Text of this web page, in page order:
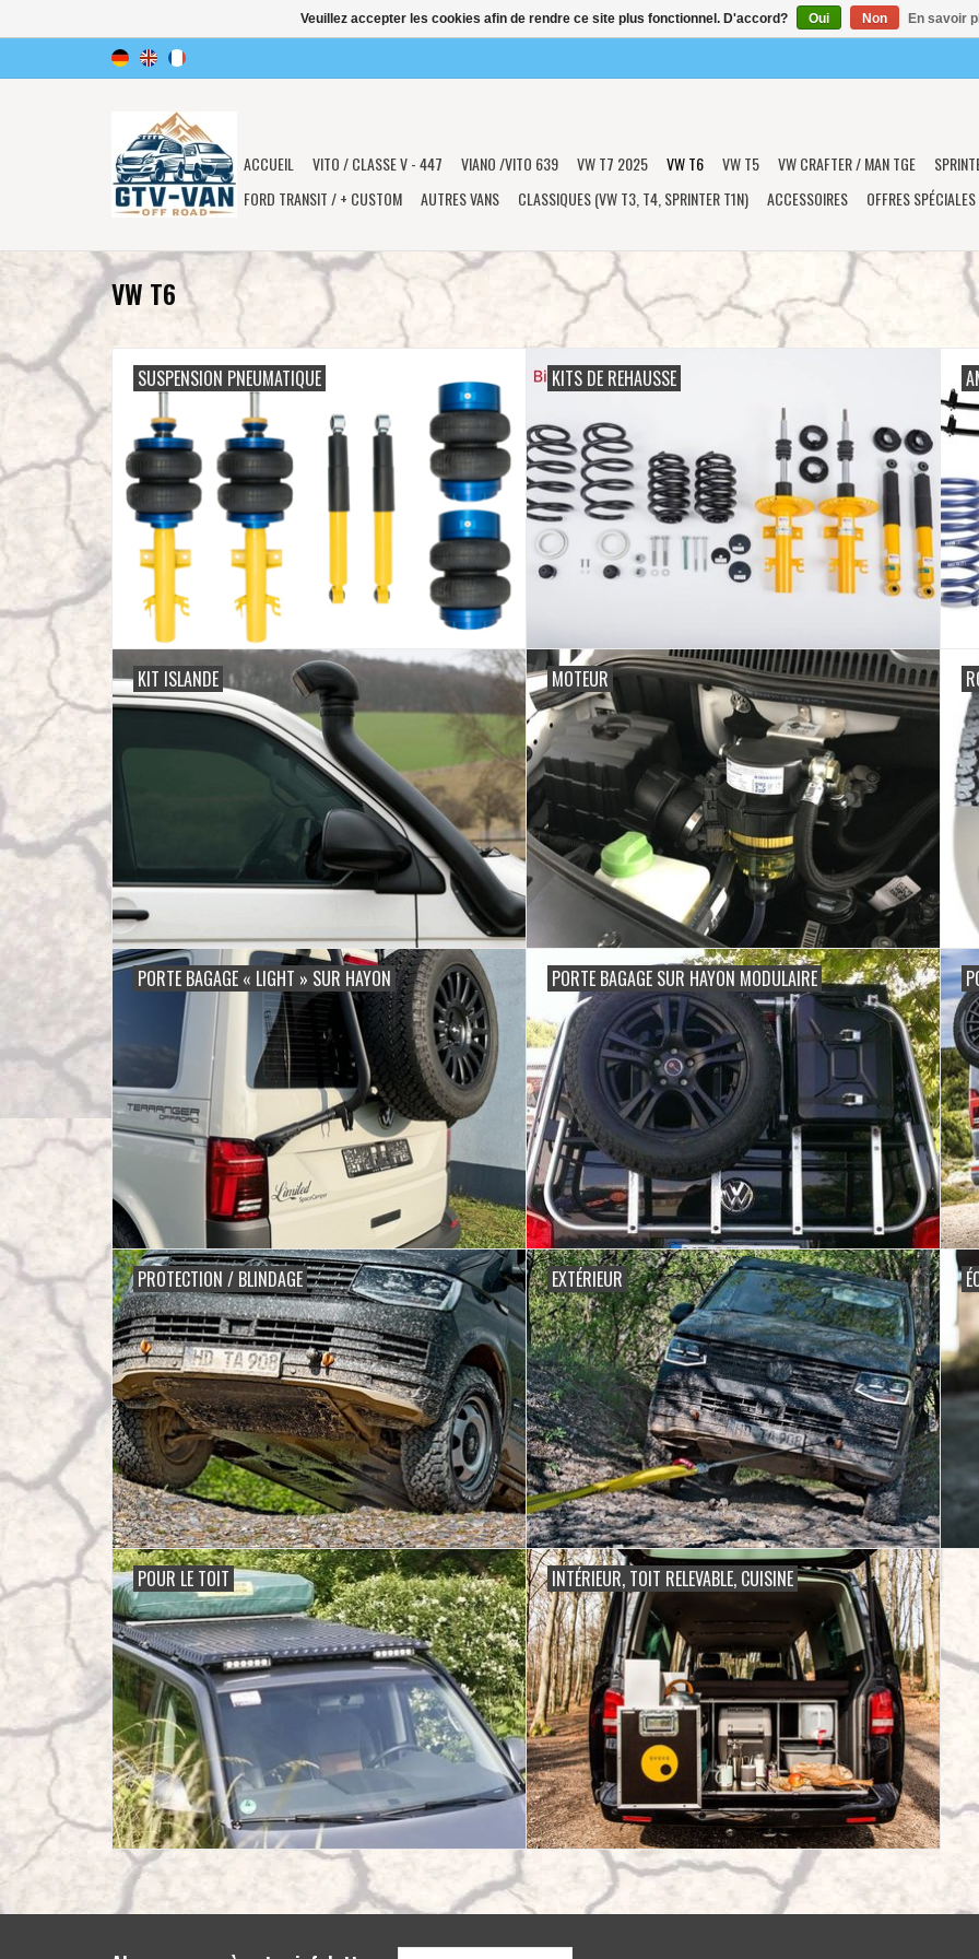
ACCUEIL VITO / CLASSE V - 447 VIANO /VITO 639 VW T7 2025 VW T6 VW T5 VW CRAFTER / MAN TGE
FORD TRANSIT / + CUSTOM
AUTRES VANS CLASSIQUES (VW T3, T4, SPRINTER T1N) ACCESSOIRES OFFRES SPÉCIALES
VW T6
SUSPENSION PNEUMATIQUE KITS DE REHAUSSE
KIT ISLANDE MOTEUR
PORTE BAGAGE « LIGHT » SUR HAYON PORTE BAGAGE SUR HAYON MODULAIRE
PROTECTION / BLINDAGE EXTÉRIEUR
POUR LE TOIT INTÉRIEUR, TOIT RELEVABLE, CUISINE
Veuillez accepter les cookies afin de rendre ce site plus fonctionnel. D'accord? Oui Non En savoir